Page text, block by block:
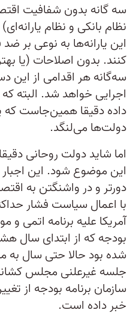
سه گانه بدون شفافیت
نظام بانکی و نظام
این یارانه‌ها به نوعی بر
کنند. بدون اصلاحات (یا
سه‌گانه هر اقدامی از این
داده دقیقا همین‌جاست
دولت‌ها می‌لنگد.
اما شاید دولت روحانی
این موضوع شود. این
دورتر و در واشنگتن به
با اعمال سیاست فشار
آمریکا علیه برنامه اتمی
بودجه که از ابتدای سال
شده بود حالا حتی سال به
جلسه غیرعلنی مجلس
سازمان برنامه بودجه از
خبر داده است.